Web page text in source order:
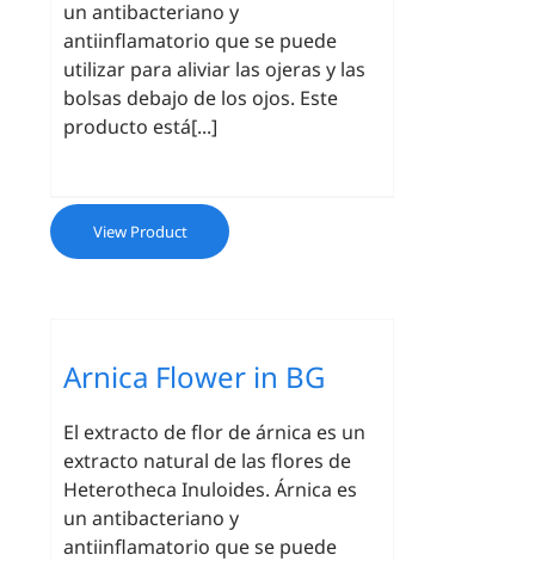
un antibacteriano y
antiinflamatorio que se puede
utilizar para aliviar las ojeras y las
bolsas debajo de los ojos. Este
producto está[...]
View Product
Arnica Flower in BG
El extracto de flor de árnica es un
extracto natural de las flores de
Heterotheca Inuloides. Árnica es
un antibacteriano y
antiinflamatorio que se puede